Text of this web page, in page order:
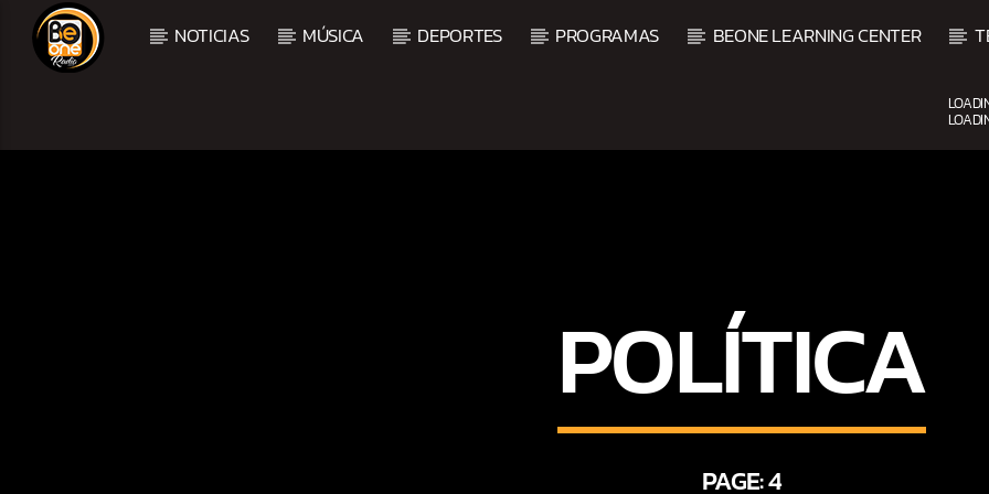
NOTICIAS MÚSICA DEPORTES PROGRAMAS BEONE LEARNING CENTER
AMANECER CON SALSA
6:00 AM 9:00 AM
POLÍTICA
PAGE: 4